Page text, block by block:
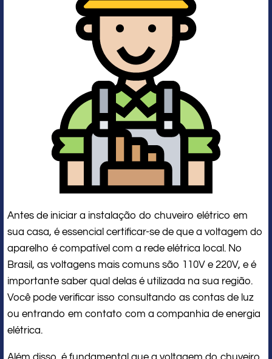
Antes de iniciar a instalação do chuveiro elétrico em
sua casa, é essencial certificar-se de que a voltagem do
aparelho é compatível com a rede elétrica local. No
Brasil, as voltagens mais comuns são 110V e 220V, e é
importante saber qual delas é utilizada na sua região.
Você pode verificar isso consultando as contas de luz
ou entrando em contato com a companhia de energia
elétrica.